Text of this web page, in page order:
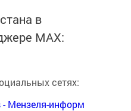
в
MАХ:
сетях:
- Мензеля-информ